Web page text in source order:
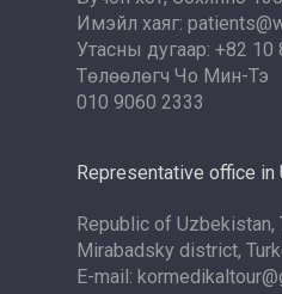
Representative office in
Имэйл хаяг:
Утасны дугаар: +82 10
Төлөөлөгч Чо Мин-Тэ
010 9060 2333
Republic of Uzbekistan,
Mirabadsky district,
E-mail: